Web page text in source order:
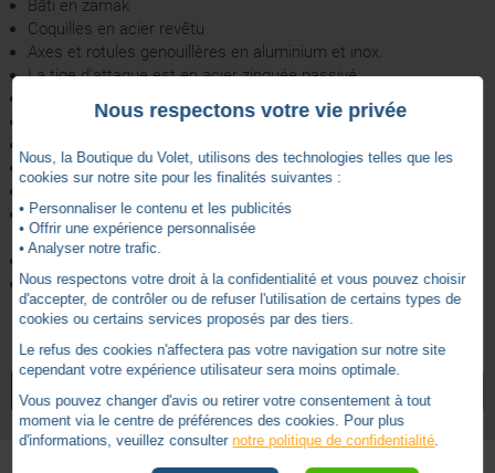
Bâti en zamak
Coquilles en acier revêtu
Axes et rotules genouillères en aluminium et inox.
La tige d'attaque est en acier zinguée passivé.
Le manchon d’étanchéité est en élastomère teinte naturel.
Sortie caisson côté manivelle :rond Ø12mm
Longueur :220mm
Longueur tige :220mm (la tige peut facilement être
recoupée)
Platine :
Livraison en sachet individuel, manchon d'étanchéité et vis de
serrage genouillère M5 inclus.
Sortie caisson côté manivelle
Sortie caisson côté treuil 6 pans 7
Sortie caisson inclinaison Sortie 45°
VOIR TOUS LES ARTICLES ZURFLUH-FELLER
Nous respectons votre vie privée
Nous, la Boutique du Volet, utilisons des technologies telles que les
cookies sur notre site pour les finalités suivantes :
• Personnaliser le contenu et les publicités
• Offrir une expérience personnalisée
• Analyser notre trafic.
Nous respectons votre droit à la confidentialité et vous pouvez choisir
d'accepter, de contrôler ou de refuser l'utilisation de certains types de
cookies ou certains services proposés par des tiers.
Le refus des cookies n'affectera pas votre navigation sur notre site
cependant votre expérience utilisateur sera moins optimale.
Vous pouvez changer d'avis ou retirer votre consentement à tout
moment via le centre de préférences des cookies. Pour plus
d'informations, veuillez consulter notre politique de confidentialité.